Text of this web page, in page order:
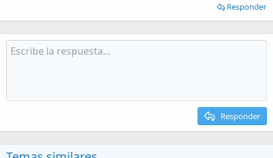
Responder
Responder